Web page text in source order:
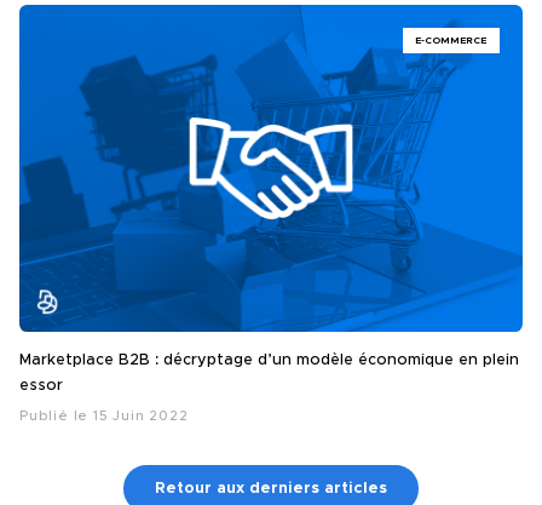
E-COMMERCE
Marketplace B2B : décryptage d’un modèle économique en plein
essor
Publié le 15 Juin 2022
Retour aux derniers articles